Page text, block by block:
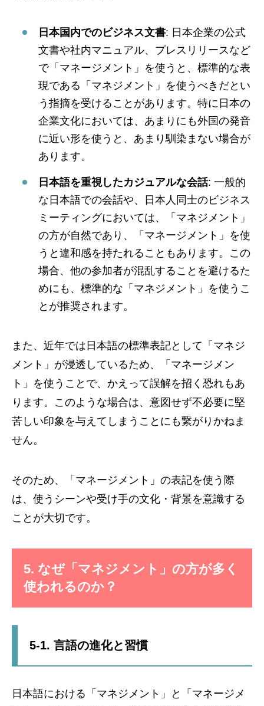
日本国内でのビジネス文書: 日本企業の公式
文書や社内マニュアル、プレスリリースなど
で「マネージメント」を使うと、標準的な表
現である「マネジメント」を使うべきだとい
う指摘を受けることがあります。特に日本の
企業文化においては、あまりにも外国の発音
に近い形を使うと、あまり馴染まない場合が
あります。
日本語を重視したカジュアルな会話: 一般的
な日本語での会話や、日本人同士のビジネス
ミーティングにおいては、「マネジメント」
の方が自然であり、「マネージメント」を使
うと違和感を持たれることもあります。この
場合、他の参加者が混乱することを避けるた
めにも、標準的な「マネジメント」を使うこ
とが推奨されます。
また、近年では日本語の標準表記として「マネジ
メント」が浸透しているため、「マネージメン
ト」を使うことで、かえって誤解を招く恐れもあ
ります。このような場合は、意図せず不必要に堅
苦しい印象を与えてしまうことにも繋がりかねま
せん。
そのため、「マネージメント」の表記を使う際
は、使うシーンや受け手の文化・背景を意識する
ことが大切です。
5. なぜ「マネジメント」の方が多く
使われるのか？
5-1. 言語の進化と習慣
日本語における「マネジメント」と「マネージメ